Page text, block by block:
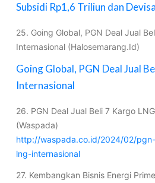
Subsidi Rp1,6 Triliun dan
25. Going Global, PGN Deal Jual
Internasional (Halosemarang.Id)
Going Global, PGN Deal Jual
Internasional
26. PGN Deal Jual Beli 7 Kargo
(Waspada)
http://waspada.co.id/2024/02/
lng-internasional
27. Kembangkan Bisnis Energi